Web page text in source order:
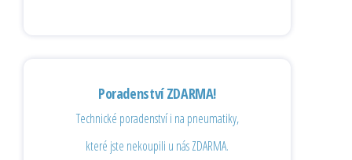
Poradenství ZDARMA!
Technické poradenství i na pneumatiky,
které jste nekoupili u nás ZDARMA.